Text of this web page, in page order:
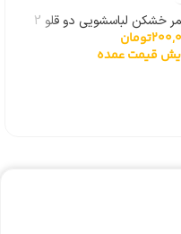
تایمر خشکن لباسشویی دو قلو 2
تومان
قیمت عمده